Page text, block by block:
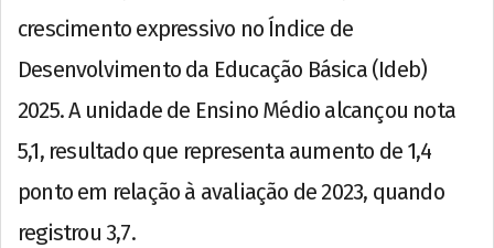
crescimento expressivo no Índice de
Desenvolvimento da Educação Básica (Ideb)
2025. A unidade de Ensino Médio alcançou nota
5,1, resultado que representa aumento de 1,4
ponto em relação à avaliação de 2023, quando
registrou 3,7.